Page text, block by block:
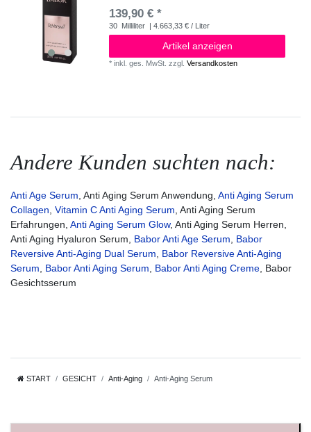
139,90 € *
30 Milliliter | 4.663,33 € / Liter
Artikel anzeigen
*inkl. ges. MwSt. zzgl.Versandkosten
Andere Kunden suchten nach:
Anti Age Serum , Anti Aging Serum Anwendung, Anti Aging Serum
Collagen Vitamin C Anti Aging Serum , Anti Aging Serum
Erfahrungen, Anti Aging Serum Glow, Anti Aging Serum Herren,
Anti Aging Hyaluron Serum, Babor Anti Age Serum
Babor
Reversive Anti-Aging Dual Serum
Babor Reversive Anti-Aging
Serum
Babor Anti Aging Serum Babor Anti Aging Creme , Babor
Gesichtsserum
START GESICHT Anti-Aging Anti-Aging Serum